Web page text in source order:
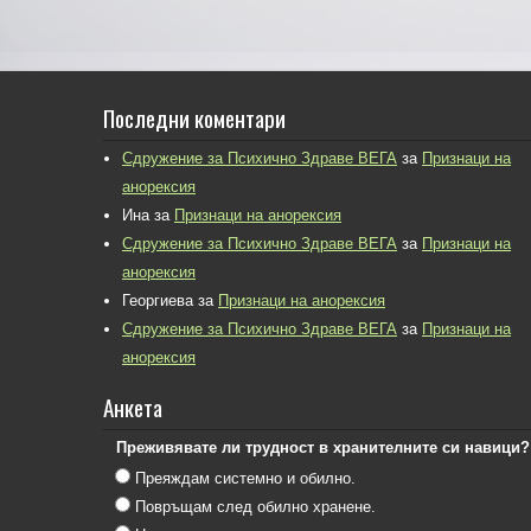
Последни коментари
Сдружение за Психично Здраве ВЕГА за Признаци на
анорексия
Ина за Признаци на анорексия
Сдружение за Психично Здраве ВЕГА за Признаци на
анорексия
Георгиева за Признаци на анорексия
Сдружение за Психично Здраве ВЕГА за Признаци на
анорексия
Анкета
Преживявате ли трудност в хранителните си навици?
Преяждам системно и обилно.
Повръщам след обилно хранене.